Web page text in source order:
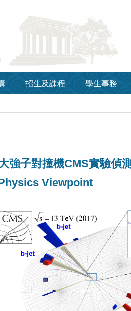
招生及課程 學生事務
強子對撞機CMS實驗偵
Viewpoint